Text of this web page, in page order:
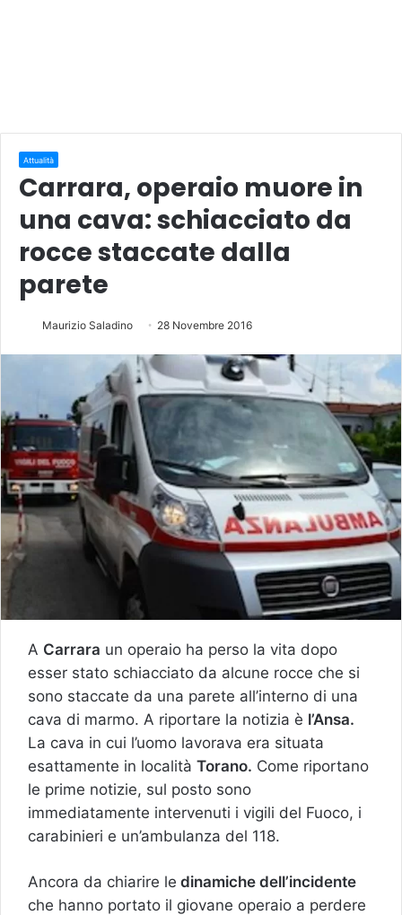
Attualità
Carrara, operaio muore in
una cava: schiacciato da
rocce staccate dalla
parete
Maurizio Saladino 28 Novembre 2016
A Carrara un operaio ha perso la vita dopo
esser stato schiacciato da alcune rocce che si
sono staccate da una parete all’interno di una
cava di marmo. A riportare la notizia è l’Ansa.
La cava in cui l’uomo lavorava era situata
esattamente in località Torano. Come riportano
le prime notizie, sul posto sono
immediatamente intervenuti i vigili del Fuoco, i
carabinieri e un’ambulanza del 118.
Ancora da chiarire le dinamiche dell’incidente
che hanno portato il giovane operaio a perdere